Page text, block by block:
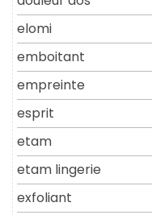
elomi
emboitant
empreinte
esprit
etam
etam lingerie
exfoliant